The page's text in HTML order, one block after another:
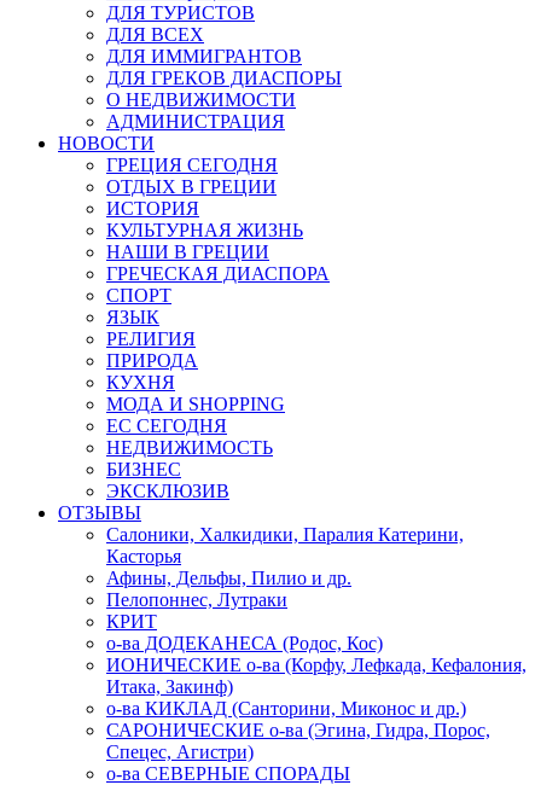
ДЛЯ ТУРИСТОВ
ДЛЯ ВСЕХ
ДЛЯ ИММИГРАНТОВ
ДЛЯ ГРЕКОВ ДИАСПОРЫ
О НЕДВИЖИМОСТИ
АДМИНИСТРАЦИЯ
НОВОСТИ
ГРЕЦИЯ СЕГОДНЯ
ОТДЫХ В ГРЕЦИИ
ИСТОРИЯ
КУЛЬТУРНАЯ ЖИЗНЬ
НАШИ В ГРЕЦИИ
ГРЕЧЕСКАЯ ДИАСПОРА
СПОРТ
ЯЗЫК
РЕЛИГИЯ
ПРИРОДА
КУХНЯ
МОДА И SHOPPING
ЕС СЕГОДНЯ
НЕДВИЖИМОСТЬ
БИЗНЕС
ЭКСКЛЮЗИВ
ОТЗЫВЫ
Салоники, Халкидики, Паралия Катерини,
Касторья
Афины, Дельфы, Пилио и др.
Пелопоннес, Лутраки
КРИТ
о-ва ДОДЕКАНЕСА (Родос, Кос)
ИОНИЧЕСКИЕ о-ва (Корфу, Лефкада, Кефалония,
Итака, Закинф)
о-ва КИКЛАД (Санторини, Миконос и др.)
САРОНИЧЕСКИЕ о-ва (Эгина, Гидра, Порос,
Спецес, Агистри)
о-ва СЕВЕРНЫЕ СПОРАДЫ